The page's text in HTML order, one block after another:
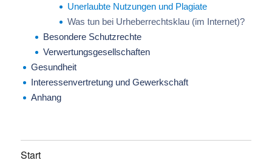
Unerlaubte Nutzungen und Plagiate
Was tun bei Urheberrechtsklau (im Internet)?
Besondere Schutzrechte
Verwertungsgesellschaften
Gesundheit
Interessenvertretung und Gewerkschaft
Anhang
Start